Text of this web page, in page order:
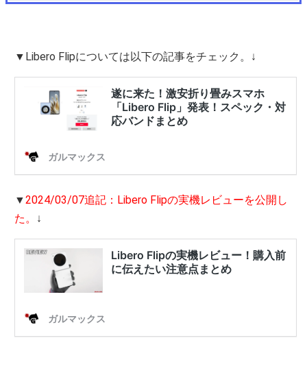
▼Libero Flipについては以下の記事をチェック。↓
▼2024/03/07追記：Libero Flipの実機レビューを公開し
た。 ↓